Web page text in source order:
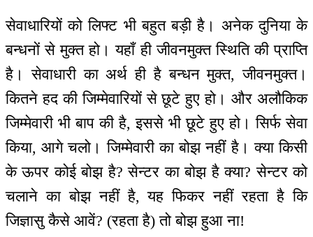
सेवाधारियों को लिफ्ट भी बहुत बड़ी है। अनेक दुनिया के
बन्धनों से मुक्त हो। यहाँ ही जीवनमुक्त स्थिति की प्राप्ति
है। सेवाधारी का अर्थ ही है बन्धन मुक्त, जीवनमुक्त।
कितने हद की जिम्मेवारियों से छूटे हुए हो। और अलौकिक
जिम्मेवारी भी बाप की है, इससे भी छूटे हुए हो। सिर्फ सेवा
किया, आगे चलो। जिम्मेवारी का बोझ नहीं है। क्या किसी
के ऊपर कोई बोझ है? सेन्टर का बोझ है क्या? सेन्टर को
चलाने का बोझ नहीं है, यह फिकर नहीं रहता है कि
जिज्ञासु कैसे आवें? (रहता है) तो बोझ हुआ ना!